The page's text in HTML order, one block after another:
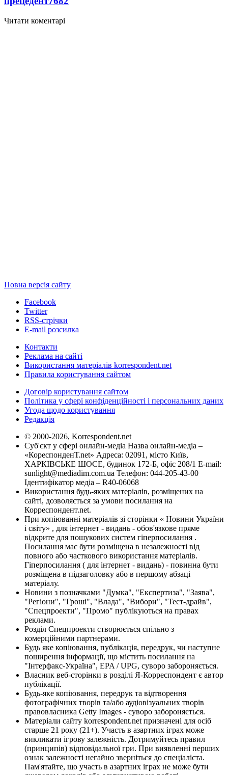
Читати коментарі
Повна версія сайту
Facebook
Twitter
RSS-стрічки
E-mail розсилка
Контакти
Реклама на сайті
Використання матеріалів korrespondent.net
Правила користування сайтом
Договір користування сайтом
Політика у сфері конфіденційності і персональних даних
Угода щодо користування
Редакція
© 2000-2026, Korrespondent.net
Суб'єкт у сфері онлайн-медіа Назва онлайн-медіа –
«КореспонденТ.net» Адреса: 02091, місто Київ,
ХАРКІВСЬКЕ ШОСЕ, будинок 172-Б, офіс 208/1 E-mail:
sunlight@mediadim.com.ua Телефон: 044-205-43-00
Ідентифікатор медіа – R40-06068
Використання будь-яких матеріалів, розміщених на
сайті, дозволяється за умови посилання на
Корреспондент.net.
При копіюванні матеріалів зі сторінки « Новини України
і світу» , для інтернет - видань - обов'язкове пряме
відкрите для пошукових систем гіперпосилання .
Посилання має бути розміщена в незалежності від
повного або часткового використання матеріалів.
Гіперпосилання ( для інтернет - видань) - повинна бути
розміщена в підзаголовку або в першому абзаці
матеріалу.
Новини з позначками "Думка", "Експертиза", "Заява",
"Регіони", "Гроші", "Влада", "Вибори", "Тест-драйв",
"Спецпроекти", "Промо" публікуються на правах
реклами.
Розділ Спецпроекти створюється спільно з
комерційними партнерами.
Будь яке копіювання, публікація, передрук, чи наступне
поширення інформації, що містить посилання на
"Інтерфакс-Україна", EPA / UPG, суворо забороняється.
Власник веб-сторінки в розділі Я-Корреспондент є автор
публікації.
Будь-яке копіювання, передрук та відтворення
фотографічних творів та/або аудіовізуальних творів
правовласника Getty Images - суворо забороняється.
Матеріали сайту korrespondent.net призначені для осіб
старше 21 року (21+). Участь в азартних іграх може
викликати ігрову залежність. Дотримуйтесь правил
(принципів) відповідальної гри. При виявленні перших
ознак залежності негайно зверніться до спеціаліста.
Пам'ятайте, що участь в азартних іграх не може бути